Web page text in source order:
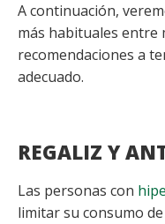
A continuación,
más habituales entre
recomendaciones a
adecuado.
REGALIZ Y
Las personas con
limitar su consumo